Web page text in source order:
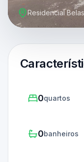
Residencial
0quartos
0banheiros